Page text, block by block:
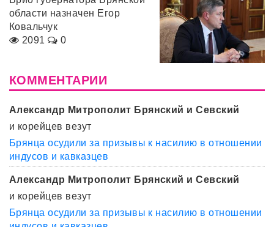
области назначен Егор
Ковальчук
2091
0
КОММЕНТАРИИ
Александр Митрополит Брянский и Севский
и корейцев везут
Брянца осудили за призывы к насилию в отношении
индусов и кавказцев
Александр Митрополит Брянский и Севский
и корейцев везут
Брянца осудили за призывы к насилию в отношении